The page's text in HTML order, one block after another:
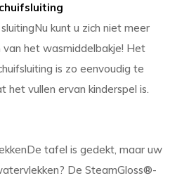
kunt u zich niet meer
het wasmiddelbakje! Het
is zo eenvoudig te
het vullen ervan kinderspel is.
tafel is gedekt, maar uw
De SteamGloss®-